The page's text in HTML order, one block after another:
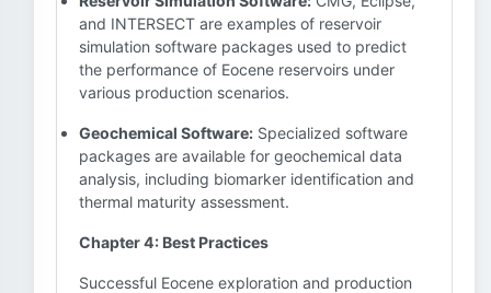
and INTERSECT are examples of reservoir
simulation software packages used to predict
the performance of Eocene reservoirs under
various production scenarios.
Geochemical Software: Specialized software
packages are available for geochemical data
analysis, including biomarker identification and
thermal maturity assessment.
Chapter 4: Best Practices
Successful Eocene exploration and production